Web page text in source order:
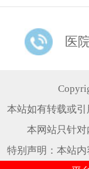
医
本站如有转载或
本网站只针对
特别声明：本站内